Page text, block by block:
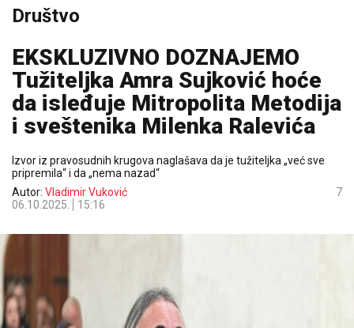
Društvo
EKSKLUZIVNO DOZNAJEMO
Tužiteljka Amra Sujković hoće
da isleđuje Mitropolita Metodija
i sveštenika Milenka Ralevića
Izvor iz pravosudnih krugova naglašava da je tužiteljka „već sve
pripremila“ i da „nema nazad“
Autor: Vladimir Vuković
06.10.2025.
15:16
7